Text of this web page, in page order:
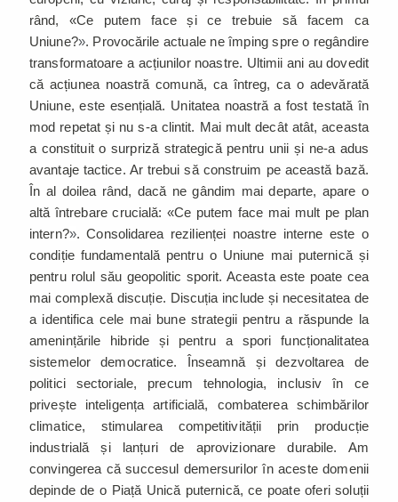
rând, «Ce putem face și ce trebuie să facem ca
Uniune?». Provocările actuale ne împing spre o regândire
transformatoare a acțiunilor noastre. Ultimii ani au dovedit
că acțiunea noastră comună, ca întreg, ca o adevărată
Uniune, este esențială. Unitatea noastră a fost testată în
mod repetat și nu s-a clintit. Mai mult decât atât, aceasta
a constituit o surpriză strategică pentru unii și ne-a adus
avantaje tactice. Ar trebui să construim pe această bază.
În al doilea rând, dacă ne gândim mai departe, apare o
altă întrebare crucială: «Ce putem face mai mult pe plan
intern?». Consolidarea rezilienței noastre interne este o
condiție fundamentală pentru o Uniune mai puternică și
pentru rolul său geopolitic sporit. Aceasta este poate cea
mai complexă discuție. Discuția include și necesitatea de
a identifica cele mai bune strategii pentru a răspunde la
amenințările hibride și pentru a spori funcționalitatea
sistemelor democratice. Înseamnă și dezvoltarea de
politici sectoriale, precum tehnologia, inclusiv în ce
privește inteligența artificială, combaterea schimbărilor
climatice, stimularea competitivității prin producție
industrială și lanțuri de aprovizionare durabile. Am
convingerea că succesul demersurilor în aceste domenii
depinde de o Piață Unică puternică, ce poate oferi soluții